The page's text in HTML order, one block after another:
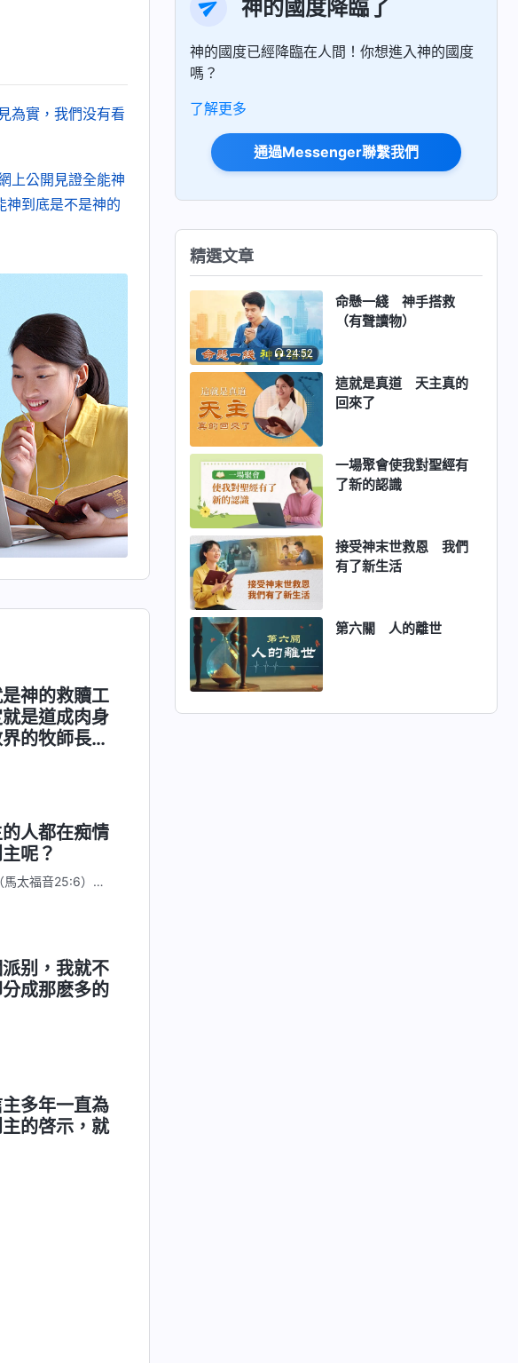
為實，我們没有看
上公開見證全能神
神到底是不是神的
神的救贖工
是道成肉身
的牧師長老
人都在痴情
呢？
太福音25:6）
别，我就不
成那麽多的
多年一直為
的啓示，就
神的國度降臨了
神的國度已經降臨在人間！你想進入神的國度
嗎？
了解更多
通過Messenger聯繫我們
精選文章
24:52
命懸一綫 神手搭救
（有聲讀物）
這就是真道 天主真的
回來了
一場聚會使我對聖經有
了新的認識
接受神末世救恩 我們
有了新生活
第六關 人的離世